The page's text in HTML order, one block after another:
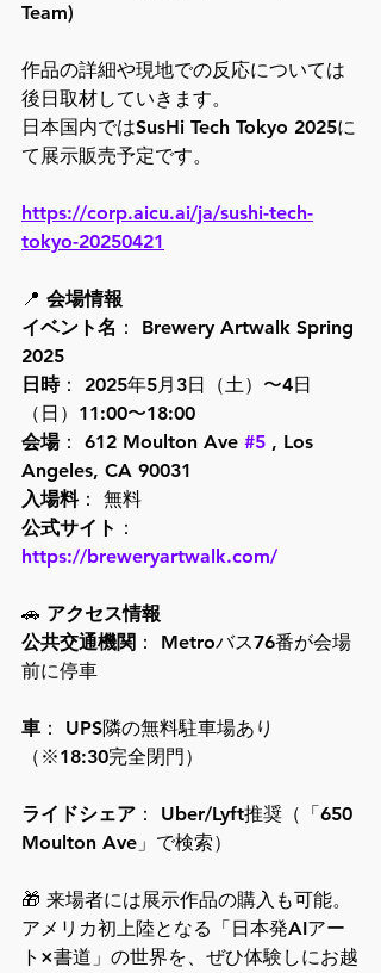
Team)
作品の詳細や現地での反応については
後日取材していきます。
日本国内ではSusHi Tech Tokyo 2025に
て展示販売予定です。
https://corp.aicu.ai/ja/sushi-tech-
tokyo-20250421
📍 会場情報
イベント名 ： Brewery Artwalk Spring
2025
日時： 2025年5月3日（土）〜4日
（日）11:00〜18:00
会場： 612 Moulton Ave #5 , Los
Angeles, CA 90031
入場料： 無料
公式サイト ：
https://breweryartwalk.com/
🚗 アクセス情報
公共交通機関 ： Metroバス76番が会場
前に停車
車 ： UPS隣の無料駐車場あり
（※18:30完全閉門）
ライドシェア ： Uber/Lyft推奨（「650
Moulton Ave」で検索）
🎁 来場者には展示作品の購入も可能。
アメリカ初上陸となる「日本発AIアー
ト×書道」の世界を、ぜひ体験しにお越